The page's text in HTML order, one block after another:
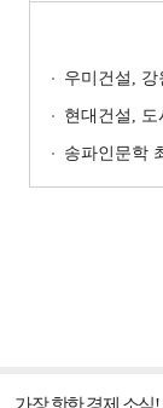
우미건설, 강원도
현대건설,
송파인문학 최고